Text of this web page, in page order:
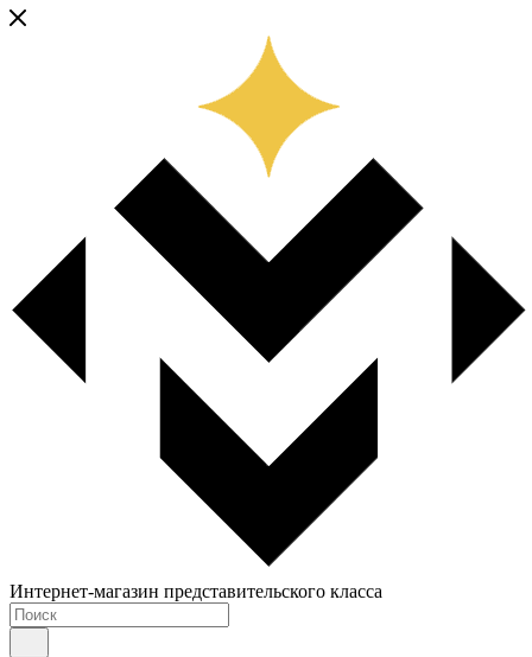
Интернет-магазин представительского класса